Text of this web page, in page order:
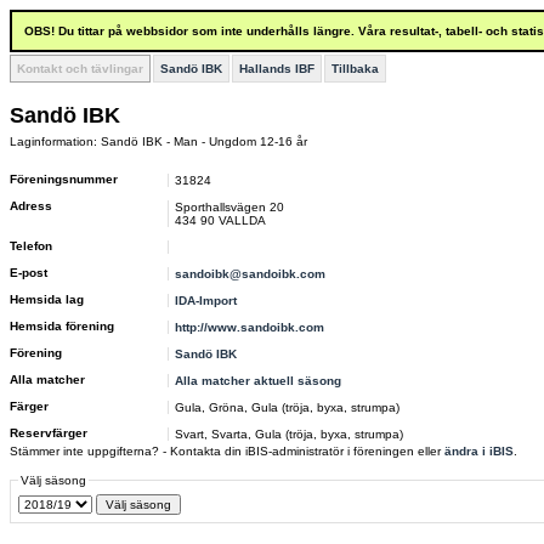
OBS! Du tittar på webbsidor som inte underhålls längre. Våra resultat-, tabell- och
Kontakt och tävlingar Sandö IBK Hallands IBF Tillbaka
Sandö IBK
Laginformation: Sandö IBK - Man - Ungdom 12-16 år
Föreningsnummer
31824
Adress
Sporthallsvägen 20
434 90 VALLDA
Telefon
E-post
sandoibk@sandoibk.com
Hemsida lag
IDA-Import
Hemsida förening
http://www.sandoibk.com
Förening
Sandö IBK
Alla matcher
Alla matcher aktuell säsong
Färger
Gula, Gröna, Gula (tröja, byxa, strumpa)
Reservfärger
Svart, Svarta, Gula (tröja, byxa, strumpa)
Stämmer inte uppgifterna? - Kontakta din iBIS-administratör i föreningen ellerändra i iBIS
Välj säsong